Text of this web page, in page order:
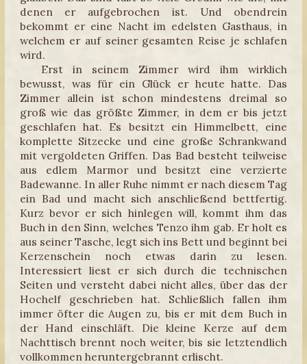
denen er aufgebrochen ist. Und obendrein
bekommt er eine Nacht im edelsten Gasthaus, in
welchem er auf seiner gesamten Reise je schlafen
wird.
Erst in seinem Zimmer wird ihm wirklich
bewusst, was für ein Glück er heute hatte. Das
Zimmer allein ist schon mindestens dreimal so
groß wie das größte Zimmer, in dem er bis jetzt
geschlafen hat. Es besitzt ein Himmelbett, eine
komplette Sitzecke und eine große Schrankwand
mit vergoldeten Griffen. Das Bad besteht teilweise
aus edlem Marmor und besitzt eine verzierte
Badewanne. In aller Ruhe nimmt er nach diesem Tag
ein Bad und macht sich anschließend bettfertig.
Kurz bevor er sich hinlegen will, kommt ihm das
Buch in den Sinn, welches Tenzo ihm gab. Er holt es
aus seiner Tasche, legt sich ins Bett und beginnt bei
Kerzenschein noch etwas darin zu lesen.
Interessiert liest er sich durch die technischen
Seiten und versteht dabei nicht alles, über das der
Hochelf geschrieben hat. Schließlich fallen ihm
immer öfter die Augen zu, bis er mit dem Buch in
der Hand einschläft. Die kleine Kerze auf dem
Nachttisch brennt noch weiter, bis sie letztendlich
vollkommen heruntergebrannt erlischt.